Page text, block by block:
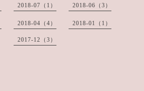
2018-07（1） 2018-06（3）
2018-04（4） 2018-01（1）
2017-12（3）